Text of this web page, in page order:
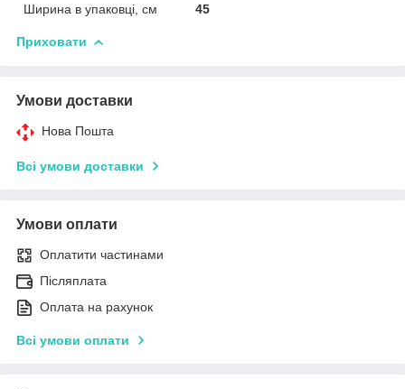
Ширина в упаковці, см
45
Приховати
Умови доставки
Нова Пошта
Всі умови доставки
Умови оплати
Оплатити частинами
Післяплата
Оплата на рахунок
Всі умови оплати